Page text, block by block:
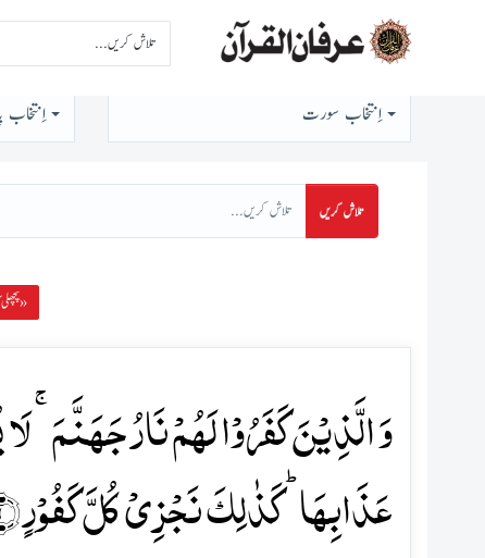
اِنتخاب سورت اِنتخاب
تلاش کریں
پچھلی آیت »
وَ الَّذِیۡنَ کَفَرُوۡا لَہُمۡ نَارُ جَہَنَّمَ
عَذَابِہَا ؕ کَذٰلِکَ نَجۡزِیۡ کُلَّ کَفُوۡرٍ ﴿ۚ۳۶﴾